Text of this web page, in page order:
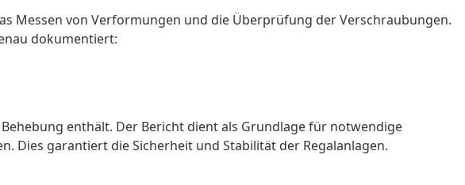
Messen von Verformungen und die Überprüfung der Verschraubungen.
dokumentiert:
enthält. Der Bericht dient als Grundlage für notwendige
Dies garantiert die Sicherheit und Stabilität der Regalanlagen.